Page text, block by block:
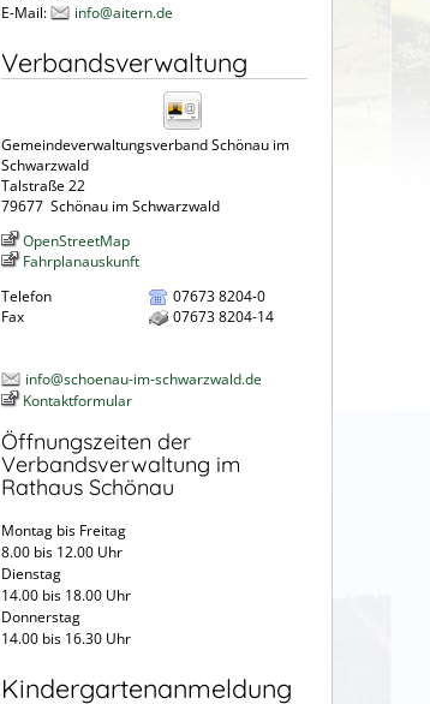
E-Mail:
info@aitern.de
Verbandsverwaltung
Gemeindeverwaltungsverband Schönau im
Schwarzwald
Talstraße 22
79677 Schönau im Schwarzwald
OpenStreetMap
Fahrplanauskunft
Telefon
07673 8204-0
Fax
07673 8204-14
info@schoenau-im-schwarzwald.de
Kontaktformular
Öffnungszeiten der
Verbandsverwaltung im
Rathaus Schönau
Montag bis Freitag
8.00 bis 12.00 Uhr
Dienstag
14.00 bis 18.00 Uhr
Donnerstag
14.00 bis 16.30 Uhr
Kindergartenanmeldung